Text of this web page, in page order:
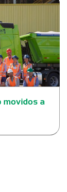
movidos a